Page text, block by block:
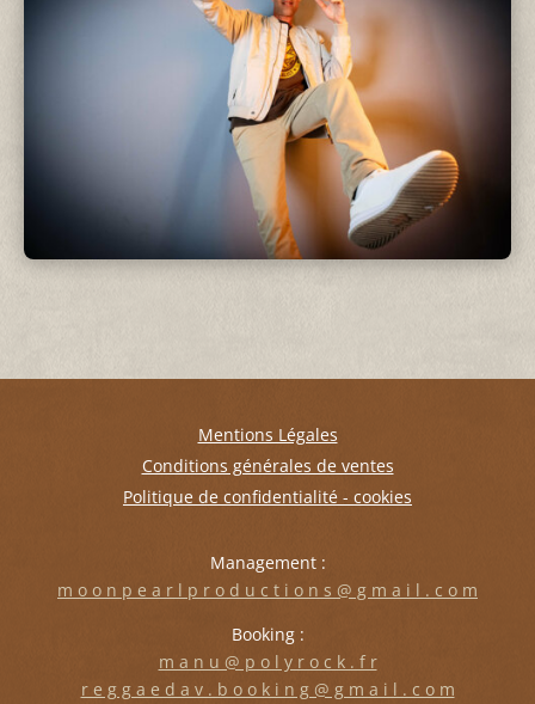
Mentions Légales
Conditions générales de ventes
Politique de confidentialité - cookies
Management :
m o o n p e a r l p r o d u c t i o n s @ g m a i l . c o m
Booking :
m a n u @ p o l y r o c k . f r
r e g g a e d a v . b o o k i n g @ g m a i l . c o m